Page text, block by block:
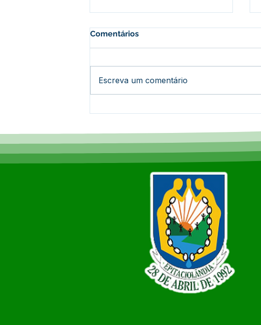
permanecem ativos para
usuários Betha e e-Nota
Comentários
Escreva um comentário